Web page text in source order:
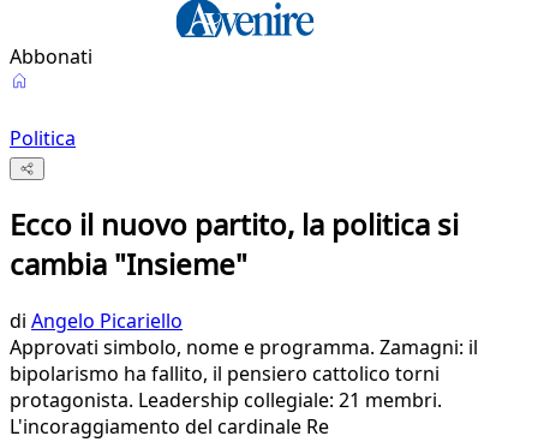
Abbonati
Politica
Ecco il nuovo partito, la politica si
cambia "Insieme"
di Angelo Picariello
Approvati simbolo, nome e programma. Zamagni: il
bipolarismo ha fallito, il pensiero cattolico torni
protagonista. Leadership collegiale: 21 membri.
L'incoraggiamento del cardinale Re